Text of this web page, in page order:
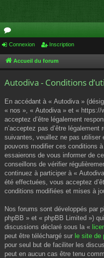
or
u
Connexion Inscription
Accueil du forum
Autodiva - Conditions
En accédant à « Autodiva »
« nos », « Autodiva » et « https://
acceptez d’être légalement
n’acceptez pas d’être
suivantes, veuillez ne pas utiliser
pouvons modifier ces conditions
essaierons de vous informer de
conseillons de vérifier
continuez à participer à «
été effectuées, vous acceptez
conditions modifiées et mises à
Nos forums sont développés par
phpBB » et « phpBB Limited »)
discussions déclaré sous la «
peut être téléchargé sur le site de
pour seul but de faciliter les
peut en aucun cas être tenu